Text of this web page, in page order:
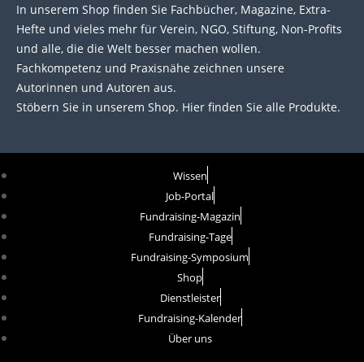
In unserem Shop finden Sie Fachbücher, Magazine, Extra-
Hefte und vieles mehr für Verein, NGO, Stiftung, Non-Profits
und alle, die die Welt besser machen wollen.
Fachkompetenz und Praxisnähe zeichnen unsere
Autorinnen und Autoren aus.
Stöbern Sie in unserem Shop. Hier finden Sie alle Produkte.
Wissen
Job-Portal
Fundraising-Magazin
Fundraising-Tage
Fundraising-Symposium
Shop
Dienstleister
Fundraising-Kalender
Über uns